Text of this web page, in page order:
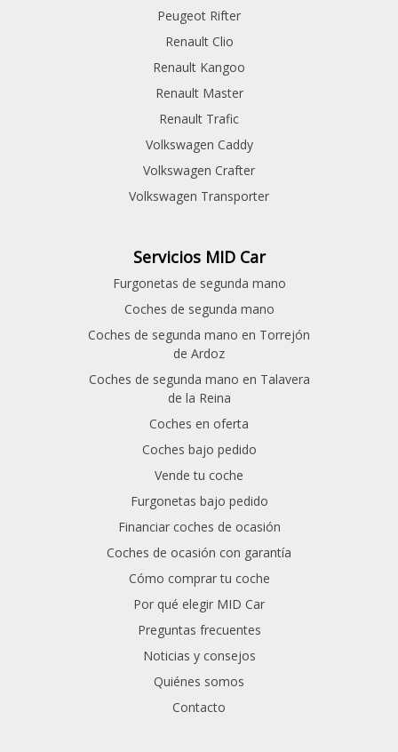
Peugeot Rifter
Renault Clio
Renault Kangoo
Renault Master
Renault Trafic
Volkswagen Caddy
Volkswagen Crafter
Volkswagen Transporter
Servicios MID Car
Furgonetas de segunda mano
Coches de segunda mano
Coches de segunda mano en Torrejón
de Ardoz
Coches de segunda mano en Talavera
de la Reina
Coches en oferta
Coches bajo pedido
Vende tu coche
Furgonetas bajo pedido
Financiar coches de ocasión
Coches de ocasión con garantía
Cómo comprar tu coche
Por qué elegir MID Car
Preguntas frecuentes
Noticias y consejos
Quiénes somos
Contacto